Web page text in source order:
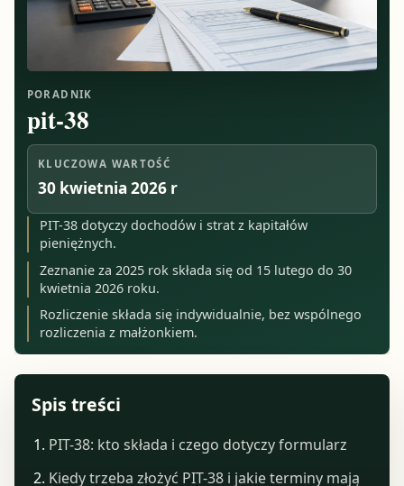
PORADNIK
pit-38
KLUCZOWA WARTOŚĆ
30 kwietnia 2026 r
PIT-38 dotyczy dochodów i strat z kapitałów
pieniężnych.
Zeznanie za 2025 rok składa się od 15 lutego do 30
kwietnia 2026 roku.
Rozliczenie składa się indywidualnie, bez wspólnego
rozliczenia z małżonkiem.
Spis treści
PIT-38: kto składa i czego dotyczy formularz
Kiedy trzeba złożyć PIT-38 i jakie terminy mają